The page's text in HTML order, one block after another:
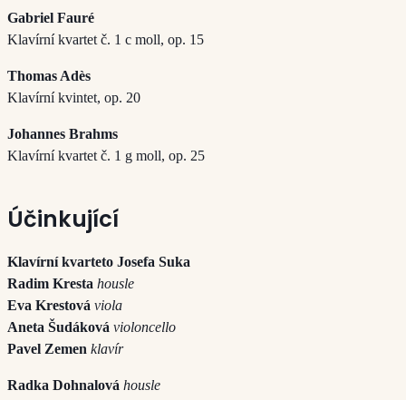
Gabriel Fauré
Klavírní kvartet č. 1 c moll, op. 15
Thomas Adès
Klavírní kvintet, op. 20
Johannes Brahms
Klavírní kvartet č. 1 g moll, op. 25
Účinkující
Klavírní kvarteto Josefa Suka
Radim Kresta housle
Eva Krestová viola
Aneta Šudáková violoncello
Pavel Zemen klavír
Radka Dohnalová housle